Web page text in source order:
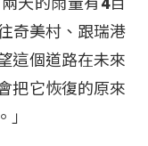
奇美村、跟瑞港
這個道路在未來
把它恢復的原來